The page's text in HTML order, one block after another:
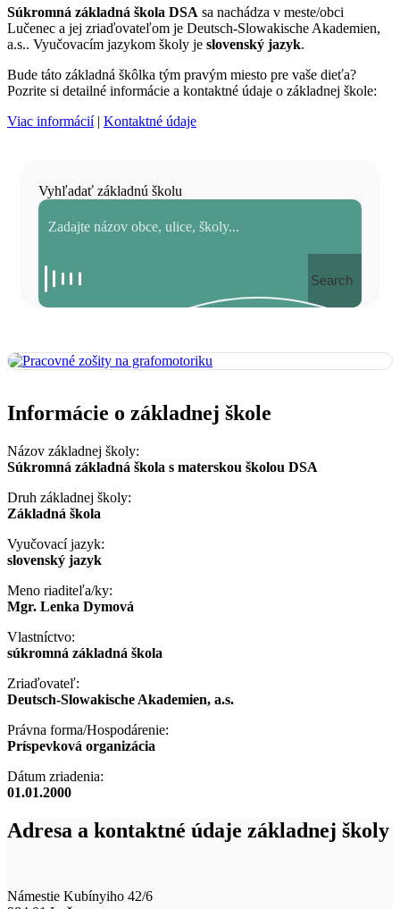
Súkromná základná škola DSA sa nachádza v meste/obci
Lučenec a jej zriaďovateľom je Deutsch-Slowakische Akademien,
a.s.. Vyučovacím jazykom školy je slovenský jazyk.
Bude táto základná škôlka tým pravým miesto pre vaše dieťa?
Pozrite si detailné informácie a kontaktné údaje o základnej škole:
Viac informácií| Kontaktné údaje
Vyhľadať základnú školu
Search
Informácie o základnej škole
Názov základnej školy:
Súkromná základná škola s materskou školou DSA
Druh základnej školy:
Základná škola
Vyučovací jazyk:
slovenský jazyk
Meno riaditeľa/ky:
Mgr. Lenka Dymová
Vlastníctvo:
súkromná základná škola
Zriaďovateľ:
Deutsch-Slowakische Akademien, a.s.
Právna forma/Hospodárenie:
Príspevková organizácia
Dátum zriadenia:
01.01.2000
Adresa a kontaktné údaje základnej školy
Námestie Kubínyiho 42/6